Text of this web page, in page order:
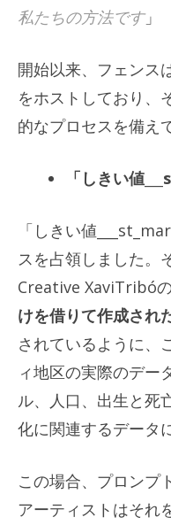
私たちの方法です」
開始以来、フェンス
をホストしており、
的なプロセスを備え
「しきい値
「しきい値
スを占領しました
Creative XaviTribó
けを借りて作成され
されているように、
ィ地区の実際のデー
ル、人口、出生と死
化に関連するデータ
この場合、プロンプ
アーティストはそれ